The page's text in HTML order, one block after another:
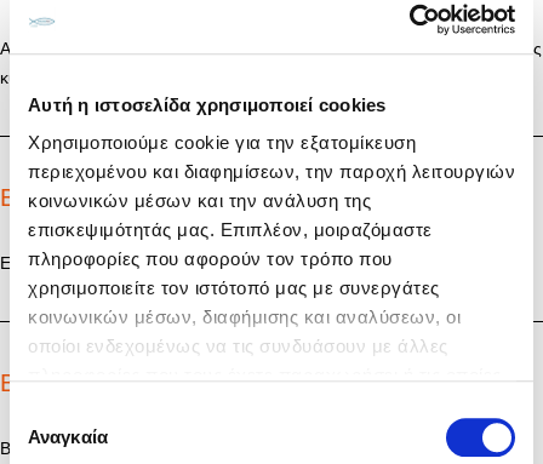
Αυτή η ιστοσελίδα χρησιμοποιεί cookies
Χρησιμοποιούμε cookie για την εξατομίκευση
περιεχομένου και διαφημίσεων, την παροχή λειτουργιών
κοινωνικών μέσων και την ανάλυση της
επισκεψιμότητάς μας. Επιπλέον, μοιραζόμαστε
πληροφορίες που αφορούν τον τρόπο που
χρησιμοποιείτε τον ιστότοπό μας με συνεργάτες
κοινωνικών μέσων, διαφήμισης και αναλύσεων, οι
οποίοι ενδεχομένως να τις συνδυάσουν με άλλες
των υπηρεσιών τους.
συγκατάθεσης
Αναγκαία
Αφαιρείτε το δέρμα από τα φιλέτα τσιπούρας και τα κόβετε σε μεγάλους
κύβους.
Βήμα 2
Ετοιμάζετε το ρύζι στον ατμό και το μοιράζετε σε 4 μπολ.
Βήμα 3
Βράζετε τα μπιζέλια ή τα edamamae για 2 – 3 λεπτά, τα σουρώνετε